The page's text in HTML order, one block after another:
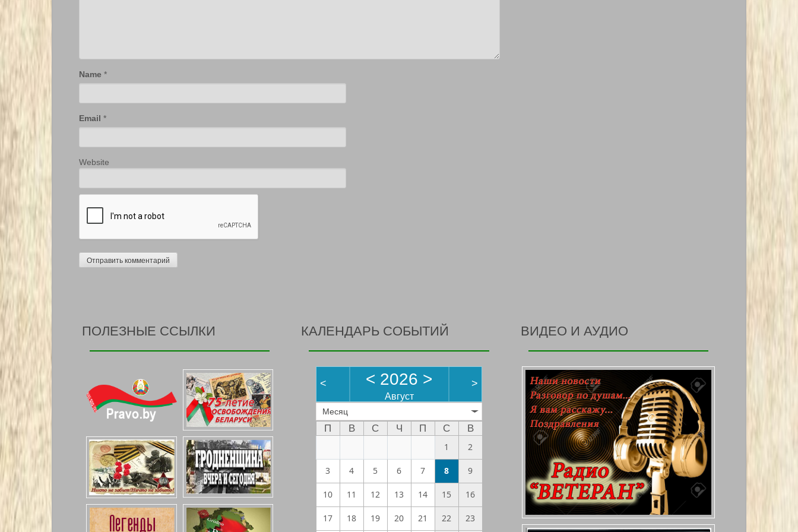
Name *
Email *
Website
ПОЛЕЗНЫЕ ССЫЛКИ КАЛЕНДАРЬ СОБЫТИЙ
< < 2026 >
Август
>
Месяц
П В С Ч П С
В
1
2
3 4 5 6 7 8 9
10 11 12 13 14 15 16
17 18 19 20 21 22 23
ВИДЕО И АУДИО